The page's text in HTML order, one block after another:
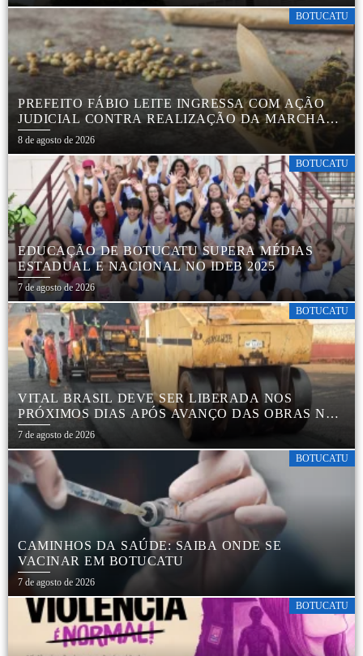
BOTUCATU
PREFEITO FÁBIO LEITE INGRESSA COM AÇÃO
JUDICIAL CONTRA REALIZAÇÃO DA MARCHA
DA MACONHA EM BOTUCATU
8 de agosto de 2026
BOTUCATU
EDUCAÇÃO DE BOTUCATU SUPERA MÉDIAS
ESTADUAL E NACIONAL NO IDEB 2025
7 de agosto de 2026
BOTUCATU
VITAL BRASIL DEVE SER LIBERADA NOS
PRÓXIMOS DIAS APÓS AVANÇO DAS OBRAS NA
REGIÃO DA RODOVIÁRIA
7 de agosto de 2026
BOTUCATU
CAMINHOS DA SAÚDE: SAIBA ONDE SE
VACINAR EM BOTUCATU
7 de agosto de 2026
BOTUCATU